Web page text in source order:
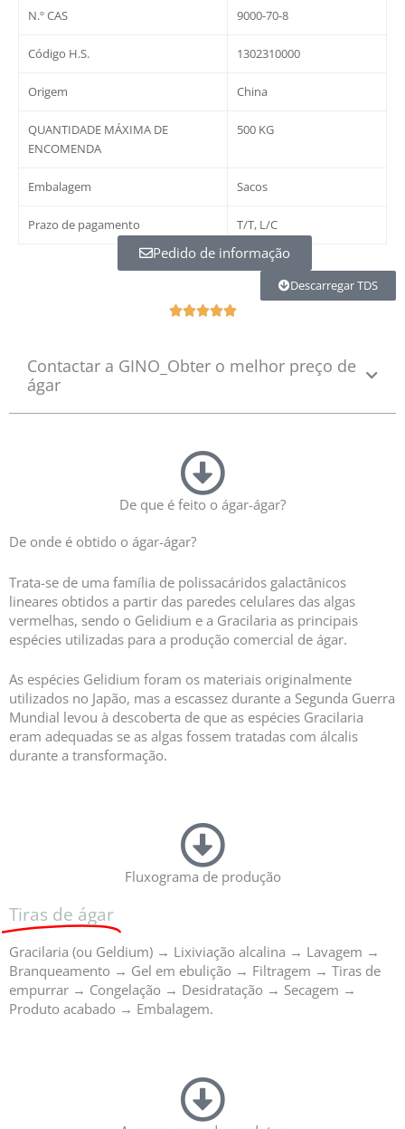
N.º CAS 9000-70-8
Código H.S. 1302310000
Origem China
QUANTIDADE MÁXIMA DE
ENCOMENDA
500 KG
Embalagem Sacos
Prazo de pagamento T/T, L/C
Pedido de informação
Descarregar TDS
O
n
Contactar a GINO_Obter o melhor preço de
ágar
De que é feito o ágar-ágar?
De onde é obtido o ágar-ágar?
Trata-se de uma família de polissacáridos galactânicos
lineares obtidos a partir das paredes celulares das algas
vermelhas, sendo o Gelidium e a Gracilaria as principais
espécies utilizadas para a produção comercial de ágar.
As espécies Gelidium foram os materiais originalmente
utilizados no Japão, mas a escassez durante a Segunda Guerra
Mundial levou à descoberta de que as espécies Gracilaria
eram adequadas se as algas fossem tratadas com álcalis
durante a transformação.
Fluxograma de produção
Tiras de ágar
Gracilaria (ou Geldium) → Lixiviação alcalina → Lavagem →
Branqueamento → Gel em ebulição → Filtragem → Tiras de
empurrar → Congelação → Desidratação → Secagem →
Produto acabado → Embalagem.